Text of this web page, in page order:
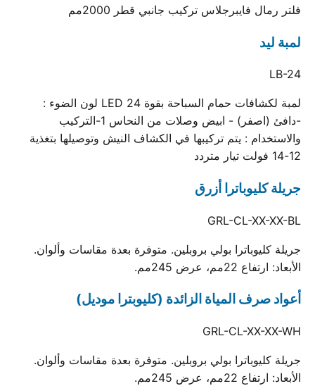
فلتر رمال فايبرجلاس تركيب جانبي قطر 2000مم
لمبة ليد
LB-24
لمبة لكشافات حمام السباحة بقوة 24 LED لون الضوء :
-دافئ (اصفر) - ابيض وصلات من النحاس 1-التركيب
والاستخدام : يتم تركيبها في الكشاف النيش وتوصيلها بتغذية
12-14 فولت تيار متردد
جريلة كليوباترا أزرق
GRL-CL-XX-XX-BL
جريلة كليوباترا بولي بروبلين. متوفرة بعدة مقاسات وألوان.
الأبعاد: ارتفاع 22مم، عرض 245مم.
أعواد صرف المياة الزائدة (كليوبترا موديل)
GRL-CL-XX-XX-WH
جريلة كليوباترا بولي بروبلين. متوفرة بعدة مقاسات وألوان.
الأبعاد: ارتفاع 22مم، عرض 245مم.